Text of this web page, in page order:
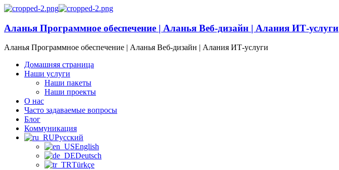
Аланья Программное обеспечение | Аланья Веб-дизайн | Алания ИТ-услуги
Аланья Программное обеспечение | Аланья Веб-дизайн | Алания ИТ-услуги
Домашняя страница
Наши услуги
Наши пакеты
Наши проекты
О нас
Часто задаваемые вопросы
Блог
Коммуникация
Русский
English
Deutsch
Türkçe